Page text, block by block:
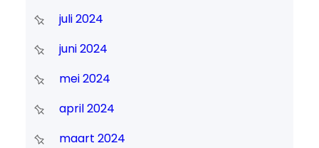
juli 2024
juni 2024
mei 2024
april 2024
maart 2024